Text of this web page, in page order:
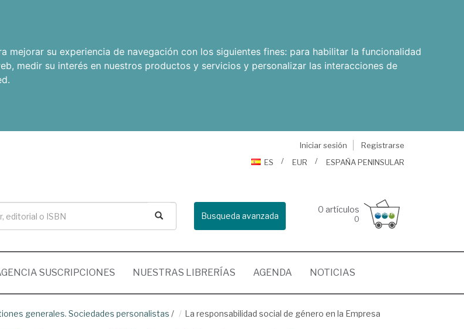
su experiencia de navegación con los siguientes fines: para habilitar la funcionalidad
, medir su interés en nuestros productos y servicios y personalizar las interacciones de
.
Iniciar sesión
Registrarse
ES
EUR ESPAÑA PENINSULAR
Busqueda avanzada
0 artículos
0
SUSCRIPCIONES NUESTRAS LIBRERÍAS AGENDA NOTICIAS
generales. Sociedades personalistas / La responsabilidad social de género en la Empresa